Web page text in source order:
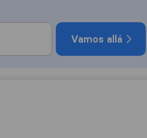
Vamos allá